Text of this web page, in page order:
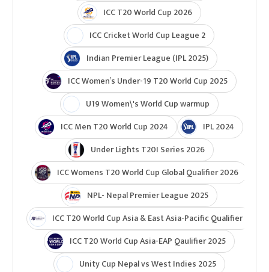
ICC T20 World Cup 2026
ICC Cricket World Cup League 2
Indian Premier League (IPL 2025)
ICC Women’s Under-19 T20 World Cup 2025
U19 Women\'s World Cup warmup
ICC Men T20 World Cup 2024
IPL 2024
Under Lights T20I Series 2026
ICC Womens T20 World Cup Global Qualifier 2026
NPL- Nepal Premier League 2025
ICC T20 World Cup Asia & East Asia-Pacific Qualifier
ICC T20 World Cup Asia-EAP Qaulifier 2025
Unity Cup Nepal vs West Indies 2025